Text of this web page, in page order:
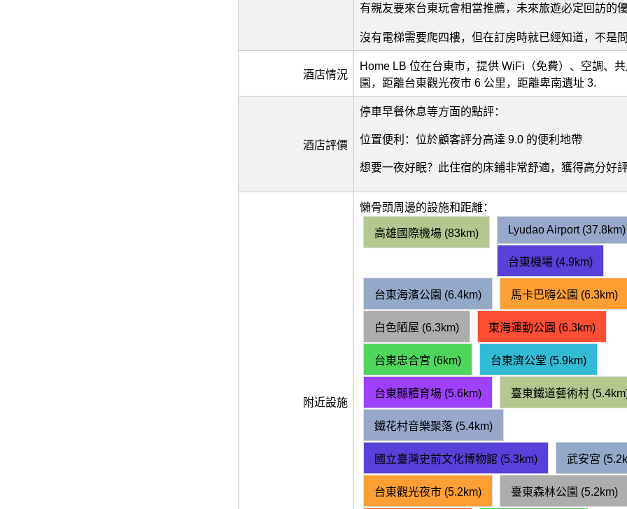
有親友要來台東玩會相當推薦，未來旅遊必定回訪的
沒有電梯需要爬四樓，但在訂房時就已經知道，不是
酒店情況
Home LB 位在台東市，提供 WiFi（免費）、空調、
園，距離台東觀光夜市 6 公里，距離卑南遺址 3.
酒店評價
停車早餐休息等方面的點評：
位置便利：位於顧客評分高達 9.0 的便利地帶
想要一夜好眠？此住宿的床鋪非常舒適，獲得高分好
附近設施
懶骨頭周邊的設施和距離：
高雄國際機場 (83km) Lyudao Airport (37.8km)
台東機場 (4.9km)
台東海濱公園 (6.4km) 馬卡巴嗨公園 (6.3km)
白色陋屋 (6.3km) 東海運動公園 (6.3km)
台東忠合宮 (6km) 台東濟公堂 (5.9km)
台東縣體育場 (5.6km) 臺東鐵道藝術村
鐵花村音樂聚落 (5.4km)
國立臺灣史前文化博物館 (5.3km) 武安宮
台東觀光夜市 (5.2km) 臺東森林公園 (5.2km)